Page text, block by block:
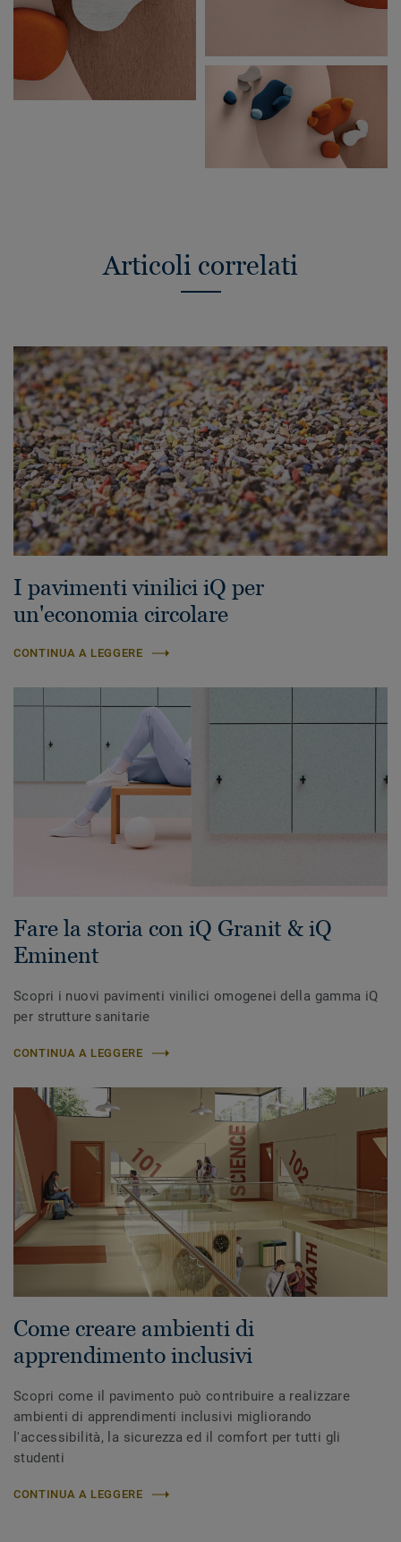
Articoli correlati
I pavimenti vinilici iQ per
un'economia circolare
CONTINUA A LEGGERE
Fare la storia con iQ Granit & iQ
Eminent
Scopri i nuovi pavimenti vinilici omogenei della gamma iQ
per strutture sanitarie
CONTINUA A LEGGERE
Come creare ambienti di
apprendimento inclusivi
Scopri come il pavimento può contribuire a realizzare
ambienti di apprendimenti inclusivi migliorando
l'accessibilità, la sicurezza ed il comfort per tutti gli
studenti
CONTINUA A LEGGERE